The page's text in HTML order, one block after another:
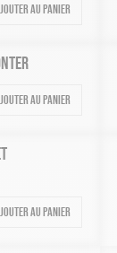
au panier
au panier
au panier